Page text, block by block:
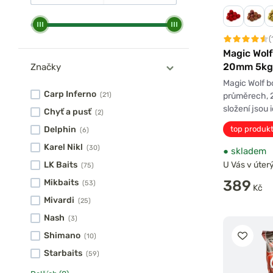
Značky
Carp Inferno (21)
Chyť a pusť (2)
Delphin (6)
Karel Nikl (30)
LK Baits (75)
Mikbaits (53)
Mivardi (25)
Nash (3)
Shimano (10)
Starbaits (59)
Magic
20mm 5kg
Magic Wolf
průměrech,
složení jsou
top produkt
● skladem
U Vás v
389 Kč